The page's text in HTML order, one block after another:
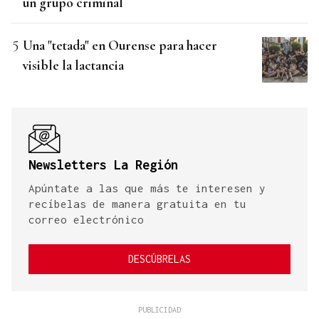
Una "tetada" en Ourense para hacer
visible la lactancia
Newsletters La Región
Apúntate a las que más te interesen y
recíbelas de manera gratuita en tu
correo electrónico
DESCÚBRELAS